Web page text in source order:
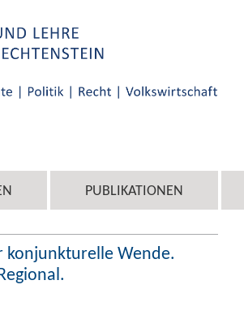
PUBLIKATIONEN
konjunkturelle Wende.